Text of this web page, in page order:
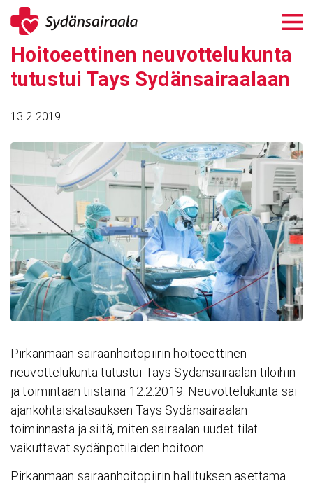
Siirry
sisältöön
Hoitoeet­tinen neuvot­te­lu­kunta
tutustui Tays Sydän­sai­raa­laan
13.2.2019
Pirkanmaan sairaanhoitopiirin hoitoeettinen
neuvottelukunta tutustui Tays Sydänsairaalan tiloihin
ja toimintaan tiistaina 12.2.2019. Neuvottelukunta sai
ajankohtaiskatsauksen Tays Sydänsairaalan
toiminnasta ja siitä, miten sairaalan uudet tilat
vaikuttavat sydänpotilaiden hoitoon.
Pirkanmaan sairaanhoitopiirin hallituksen asettama